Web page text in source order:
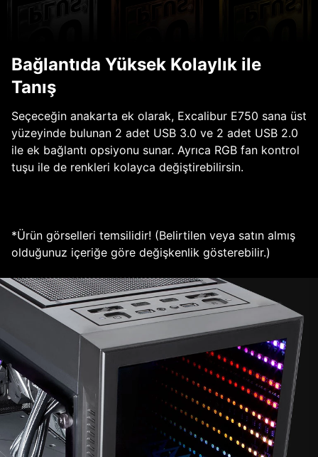
Bağlantıda Yüksek Kolaylık ile
Tanış
Seçeceğin anakarta ek olarak, Excalibur E750 sana üst
yüzeyinde bulunan 2 adet USB 3.0 ve 2 adet USB 2.0
ile ek bağlantı opsiyonu sunar. Ayrıca RGB fan kontrol
tuşu ile de renkleri kolayca değiştirebilirsin.
*Ürün görselleri temsilidir! (Belirtilen veya satın almış
olduğunuz içeriğe göre değişkenlik gösterebilir.)